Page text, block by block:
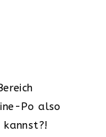
Po also